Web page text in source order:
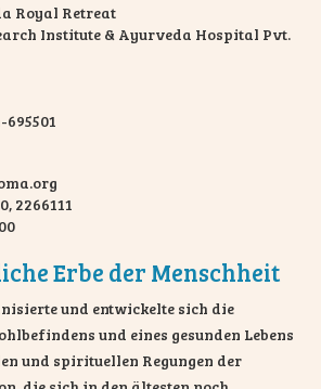
Royal Retreat
Institute & Ayurveda Hospital Pvt.
2266111
Erbe der Menschheit
und entwickelte sich die
und eines gesunden Lebens
und spirituellen Regungen der